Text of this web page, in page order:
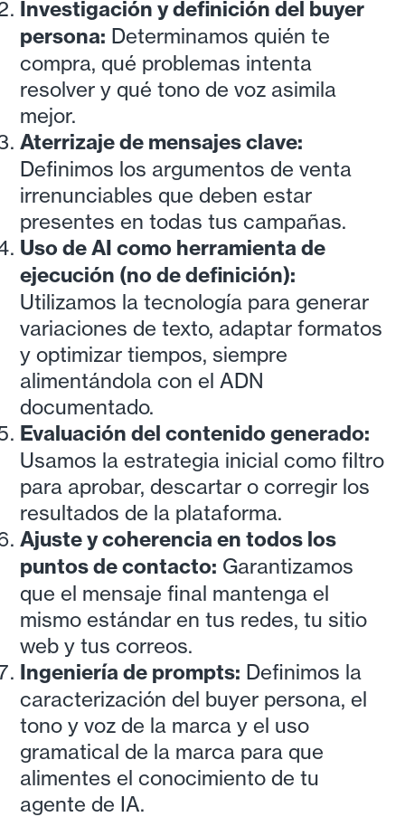
Investigación y definición del buyer
persona: Determinamos quién te
compra, qué problemas intenta
resolver y qué tono de voz asimila
mejor.
Aterrizaje de mensajes clave:
Definimos los argumentos de venta
irrenunciables que deben estar
presentes en todas tus campañas.
Uso de AI como herramienta de
ejecución (no de definición):
Utilizamos la tecnología para generar
variaciones de texto, adaptar formatos
y optimizar tiempos, siempre
alimentándola con el ADN
documentado.
Evaluación del contenido generado:
Usamos la estrategia inicial como filtro
para aprobar, descartar o corregir los
resultados de la plataforma.
Ajuste y coherencia en todos los
puntos de contacto: Garantizamos
que el mensaje final mantenga el
mismo estándar en tus redes, tu sitio
web y tus correos.
Ingeniería de prompts: Definimos la
caracterización del buyer persona, el
tono y voz de la marca y el uso
gramatical de la marca para que
alimentes el conocimiento de tu
agente de IA.